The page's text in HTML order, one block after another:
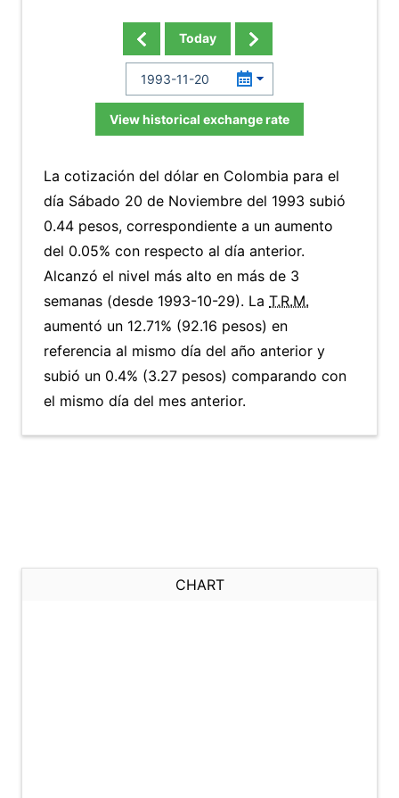
Today
View historical exchange rate
La cotización del dólar en Colombia para el
día Sábado 20 de Noviembre del 1993 subió
0.44 pesos, correspondiente a un aumento
del 0.05% con respecto al día anterior.
Alcanzó el nivel más alto en más de 3
semanas (desde 1993-10-29). La T.R.M.
aumentó un 12.71% (92.16 pesos) en
referencia al mismo día del año anterior y
subió un 0.4% (3.27 pesos) comparando con
el mismo día del mes anterior.
CHART